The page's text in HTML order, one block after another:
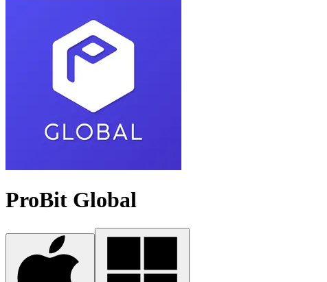
ProBit Global